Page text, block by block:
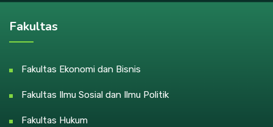
Fakultas
Fakultas Ekonomi dan Bisnis
Fakultas Ilmu Sosial dan Ilmu Politik
Fakultas Hukum